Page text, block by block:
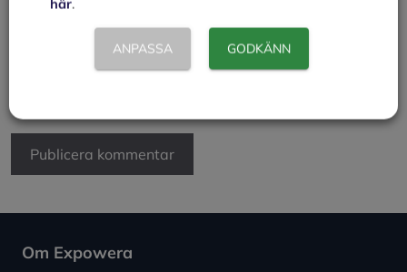
Webbplats
Spara mitt namn, min e-postadress och webbplats i
Om Expowera
ANPASSA GODKÄNN